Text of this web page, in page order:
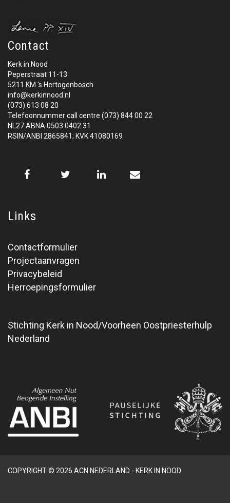
Contact
Kerk in Nood
Peperstraat 11-13
5211 KM 's Hertogenbosch
info@kerkinnood.nl
(073) 613 08 20
Telefoonnummer call centre (073) 844 00 22
NL27 ABNA 0503 0402 31
RSIN/ANBI 2865841; KVK 41080169
Links
Contactformulier
Projectaanvragen
Privacybeleid
Herroepingsformulier
Stichting Kerk in Nood/Voorheen Oostpriesterhulp
Nederland
COPYRIGHT © 2026 ACN NEDERLAND - KERK IN NOOD